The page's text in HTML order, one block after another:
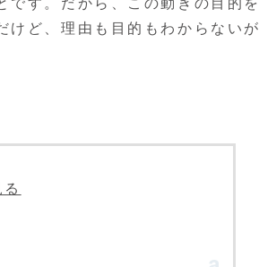
す。だから、この動きの目的を
けど、理由も目的もわからないが